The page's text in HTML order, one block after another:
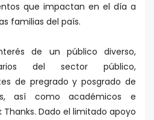
que impactan en el día a
familias del país.
de un público diverso,
del sector público,
de pregrado y posgrado de
así como académicos e
Dado el limitado apoyo